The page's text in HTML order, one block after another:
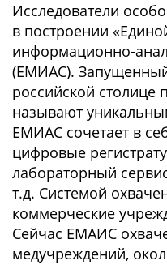
Исследователи
в построении
информационно-
(ЕМИАС).
российской столице
называют
ЕМИАС сочетает в
цифровые
лабораторный
т.д. Системой
коммерческие
Сейчас ЕМАИС
медучреждений,